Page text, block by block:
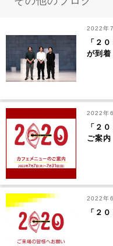
2022年
「２
が到着
2022年
「２
ご案内
2022年
「２